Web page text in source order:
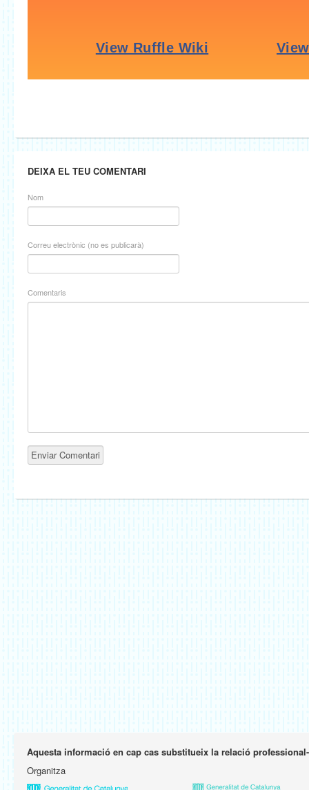
DEIXA EL TEU COMENTARI
Nom
Correu electrònic (no es publicarà)
Comentaris
Aquesta informació en cap cas substitueix la relació
Organitza